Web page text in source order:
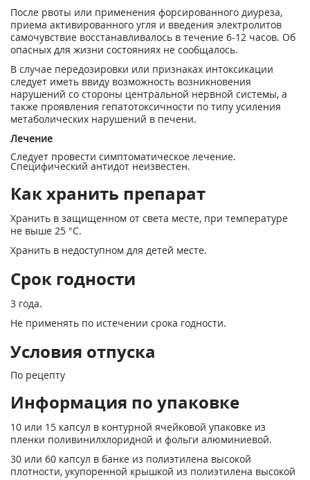
После рвоты или применения форсированного диуреза,
приема активированного угля и введения электролитов
самочувствие восстанавливалось в течение 6-12 часов. Об
опасных для жизни состояниях не сообщалось.
В случае передозировки или признаках интоксикации
следует иметь ввиду возможность возникновения
нарушений со стороны центральной нервной системы, а
также проявления гепатотоксичности по типу усиления
метаболических нарушений в печени.
Лечение
Следует провести симптоматическое лечение.
Специфический антидот неизвестен.
Как хранить препарат
Хранить в защищенном от света месте, при температуре
не выше 25 °С.
Хранить в недоступном для детей месте.
Срок годности
3 года.
Не применять по истечении срока годности.
Условия отпуска
По рецепту
Информация по упаковке
10 или 15 капсул в контурной ячейковой упаковке из
пленки поливинилхлоридной и фольги алюминиевой.
30 или 60 капсул в банке из полиэтилена высокой
плотности, укупоренной крышкой из полиэтилена высокой